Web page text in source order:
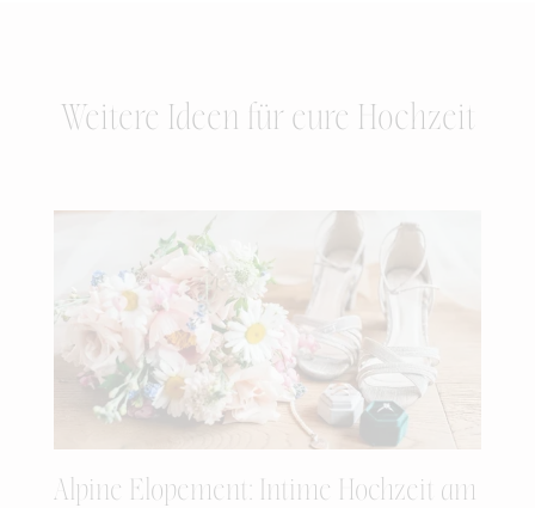
Weitere Ideen für eure Hochzeit
Alpine Elopement: Intime Hochzeit am